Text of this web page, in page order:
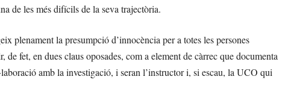
de les més difícils de la seva trajectòria.
plenament la presumpció d’innocència per a totes les persones
fet, en dues claus oposades, com a element de càrrec que documenta
amb la investigació, i seran l’instructor i, si escau, la UCO qui